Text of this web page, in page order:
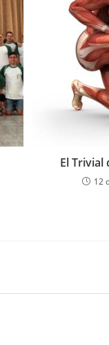
El Trivial
12